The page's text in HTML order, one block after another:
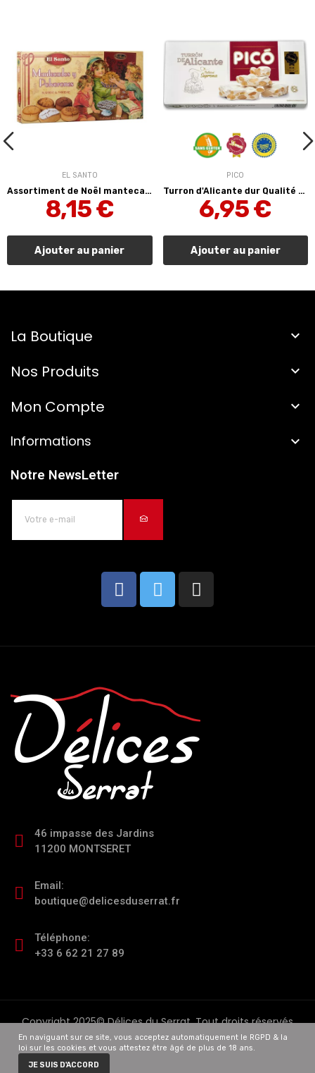
EL SANTO
Assortiment de Noël mantecados et polvorones...
8,15 €
Ajouter au panier
PICO
Turron d'Alicante dur Qualité Suprême 250 g Pico
6,95 €
Ajouter au panier
La Boutique 
Nos Produits 
Mon Compte 
Informations 
Notre NewsLetter
46 impasse des Jardins
11200 MONTSERET
Email:
boutique@delicesduserrat.fr
Téléphone:
+33 6 62 21 27 89
Copyright 2025© Délices du Serrat. Tout droits réservés
En naviguant sur ce site, vous acceptez automatiquement le RGPD & la
loi sur les cookies et vous attestez être âgé de plus de 18 ans.
JE SUIS D'ACCORD